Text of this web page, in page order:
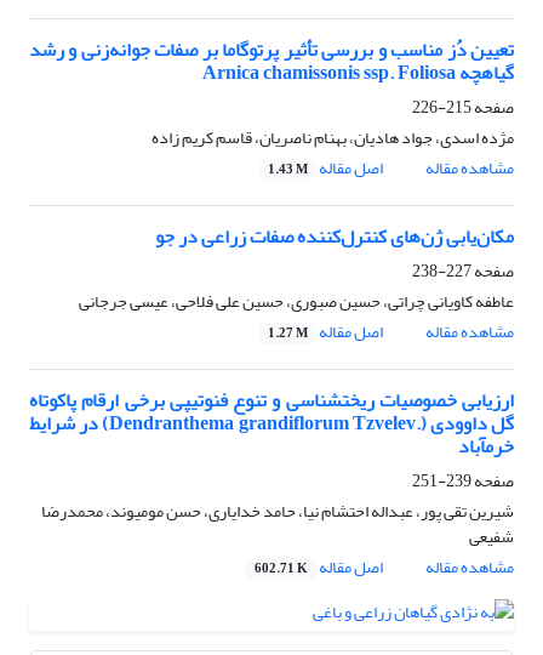
تعیین دُز مناسب و بررسی تأثیر پرتوگاما بر صفات جوانه‌زنی و رشد
گیاهچه Arnica chamissonis ssp. Foliosa
صفحه215-226
مژده اسدی، جواد هادیان، بهنام ناصریان، قاسم کریم زاده
مشاهده مقاله
اصل مقاله 1.43 M
مکان‌یابی ژن‌های کنترل‌کننده صفات زراعی در جو
صفحه227-238
عاطفه کاویانی چراتی، حسین صبوری، حسین علی فلاحی، عیسی جرجانی
مشاهده مقاله
اصل مقاله 1.27 M
ارزیابی خصوصیات ریخت‎شناسی و تنوع فنوتیپی برخی ارقام پاکوتاه
گل داوودی ‏‎(Dendranthema grandiflorum Tzvelev.)‎‏ در شرایط
خرم‎آباد
صفحه239-251
شیرین تقی پور، عبداله احتشام نیا، حامد خدایاری، حسن مومیوند، محمدرضا
شفیعی
مشاهده مقاله
اصل مقاله 602.71 K